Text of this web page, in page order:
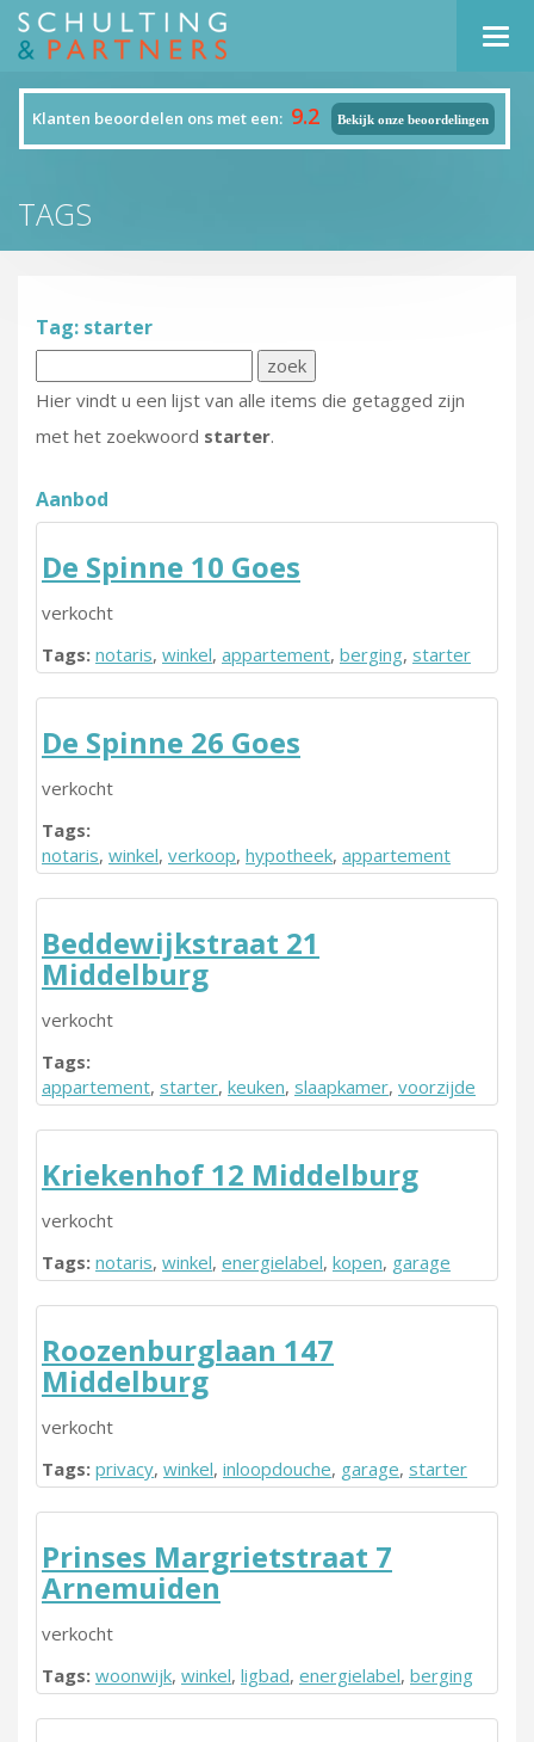
Klanten beoordelen ons met een: 9.2 Bekijk onze beoordelingen
TAGS
Tag: starter
Hier vindt u een lijst van alle items die getagged zijn
met het zoekwoord starter.
Aanbod
De Spinne 10 Goes
verkocht
Tags: notaris, winkel, appartement, berging, starter
De Spinne 26 Goes
verkocht
Tags:
notaris, winkel, verkoop, hypotheek, appartement
Beddewijkstraat 21
Middelburg
verkocht
Tags:
appartement, starter, keuken, slaapkamer, voorzijde
Kriekenhof 12 Middelburg
verkocht
Tags: notaris, winkel, energielabel, kopen, garage
Roozenburglaan 147
Middelburg
verkocht
Tags: privacy, winkel, inloopdouche, garage, starter
Prinses Margrietstraat 7
Arnemuiden
verkocht
Tags: woonwijk, winkel, ligbad, energielabel, berging